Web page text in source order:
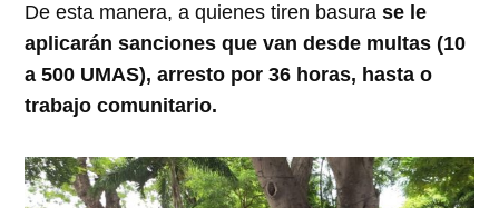
De esta manera, a quienes tiren basura se le
aplicarán sanciones que van desde multas (10
a 500 UMAS), arresto por 36 horas, hasta o
trabajo comunitario.